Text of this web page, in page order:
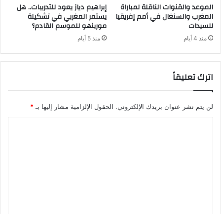
الموعد والقنوات الناقلة لمباراة
المغرب والسنغال في أمم إفريقيا
للسيدات
منذ 4 أيام
إبراهيم دياز يعود للتدريبات.. هل
يستمر المغربي في تشكيلة
مورينهو للموسم القادم؟
منذ 5 أيام
اترك تعليقاً
لن يتم نشر عنوان بريدك الإلكتروني. الحقول الإلزامية مشار إليها بـ *